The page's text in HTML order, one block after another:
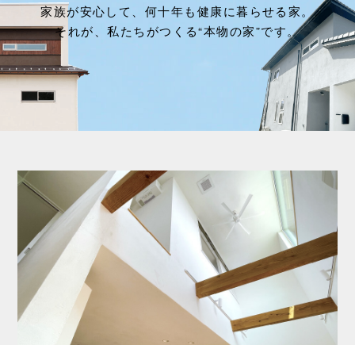
家族が安心して、何十年も健康に暮らせる家。
それが、私たちがつくる“本物の家”です。